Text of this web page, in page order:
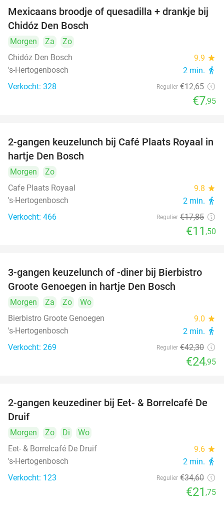
37%
Mexicaans broodje of quesadilla + drankje bij
Chidóz Den Bosch
Morgen Za
Zo
Chidóz Den Bosch
9.9 star
's-Hertogenbosch 2 min. directions_walk
Verkocht: 328 Regulier €12,65
€7,95
36%
2-gangen keuzelunch bij Café Plaats Royaal in
hartje Den Bosch
Morgen
Zo
Cafe Plaats Royaal
9.8 star
's-Hertogenbosch 2 min. directions_walk
Verkocht: 466 Regulier €17,85
€11 ,50
41%
3-gangen keuzelunch of -diner bij Bierbistro
Groote Genoegen in hartje Den Bosch
Morgen Za Zo
Wo
Bierbistro Groote Genoegen
9.0 star
's-Hertogenbosch 2 min. directions_walk
Verkocht: 269 Regulier €42,30
€24,95
37%
2-gangen keuzediner bij Eet- & Borrelcafé De
Druif
Morgen Zo Di
Wo
Eet- & Borrelcafé De Druif
9.6 star
's-Hertogenbosch 2 min. directions_walk
Verkocht: 123 Regulier €34,60
€21 ,75